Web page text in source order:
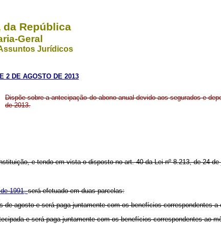
da República
Geral
Jurídicos
2 DE AGOSTO DE 2013
Dispõe sobre a antecipação do abono anual devido aos segurados e
de 2013.
e tendo em vista o disposto no art. 40 da Lei nº 8.213, de 24 de
de 1991,será efetuado em duas parcelas:
agosto e será paga juntamente com os benefícios correspondentes a
e será paga juntamente com os benefícios correspondentes ao